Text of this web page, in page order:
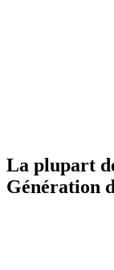
La plupart
Génération